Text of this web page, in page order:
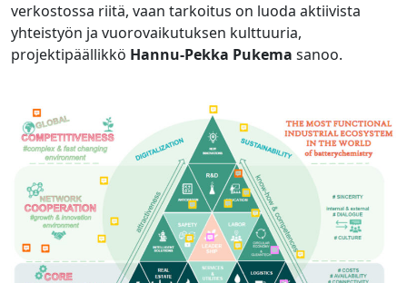
verkostossa riitä, vaan tarkoitus on luoda aktiivista
yhteistyön ja vuorovaikutuksen kulttuuria,
projektipäällikkö Hannu-Pekka Pukema sanoo.